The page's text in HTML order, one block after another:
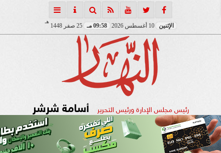
الإثنين 10 أغسطس 2026 09:58 مـ 25 صفر 1448
هـ
رئيس مجلس الإدارة ورئيس التحرير أسامة شرشر